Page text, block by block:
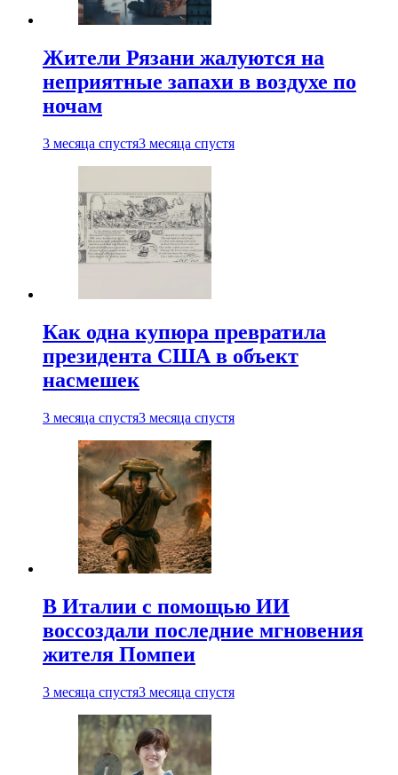
Жители Рязани жалуются на
неприятные запахи в воздухе по
ночам
3 месяца спустя3 месяца спустя
Как одна купюра превратила
президента США в объект
насмешек
3 месяца спустя3 месяца спустя
В Италии с помощью ИИ
воссоздали последние мгновения
жителя Помпеи
3 месяца спустя3 месяца спустя